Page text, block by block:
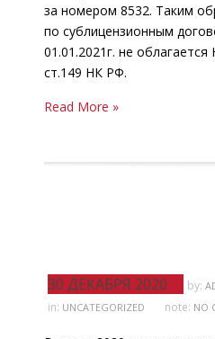
за номером 8532. Таким
по сублицензионным
01.01.2021г. не
ст.149 НК РФ.
Read More »
30 ДЕКАБРЯ 2020 by:
in: UNCATEGORIZED note: NO